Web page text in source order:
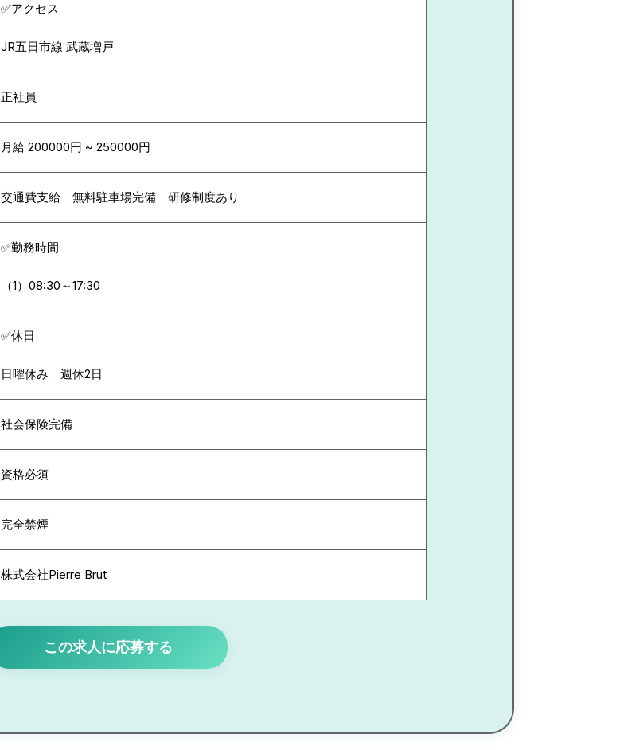
✅アクセス
JR五日市線 武蔵増戸
正社員
月給 200000円 ~ 250000円
交通費支給 無料駐車場完備 研修制度あり
✅勤務時間
（1）08:30～17:30
✅休日
日曜休み 週休2日
社会保険完備
資格必須
完全禁煙
株式会社Pierre Brut
この求人に応募する